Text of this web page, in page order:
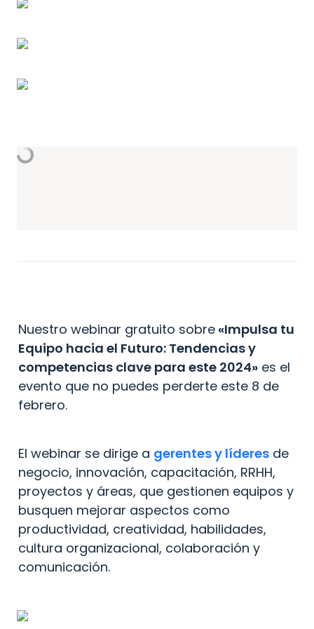
Nuestro webinar gratuito sobre «Impulsa tu
Equipo hacia el Futuro: Tendencias y
competencias clave para este 2024» es el
evento que no puedes perderte este 8 de
febrero.
El webinar se dirige a gerentes y líderes de
negocio, innovación, capacitación, RRHH,
proyectos y áreas, que gestionen equipos y
busquen mejorar aspectos como
productividad, creatividad, habilidades,
cultura organizacional, colaboración y
comunicación.